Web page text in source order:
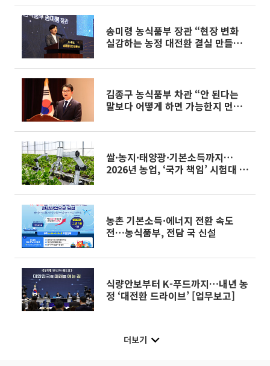
송미령 농식품부 장관 “현장 변화
실감하는 농정 대전환 결실 만들
김종구 농식품부 차관 “안 된다는
말보다 어떻게 하면 가능한지 먼저
쌀·농지·태양광·기본소득까지…
2026년 농업, ‘국가 책임’ 시험대 오
농촌 기본소득·에너지 전환 속도
전…농식품부, 전담 국 신설
식량안보부터 K-푸드까지…내년 농
정 ‘대전환 드라이브’ [업무보고]
더보기